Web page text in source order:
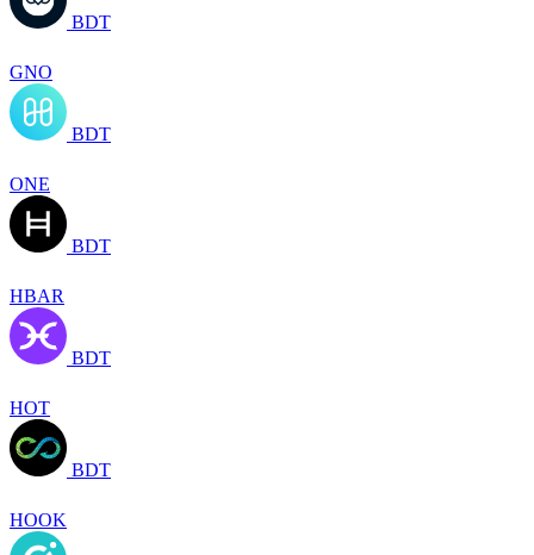
BDT
GNO
BDT
ONE
BDT
HBAR
BDT
HOT
BDT
HOOK